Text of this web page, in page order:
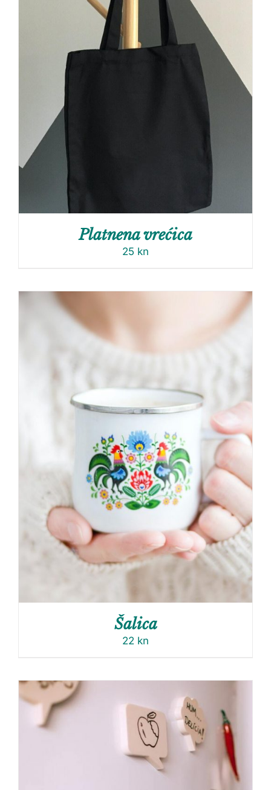
Platnena vrećica
25 kn
Šalica
22 kn